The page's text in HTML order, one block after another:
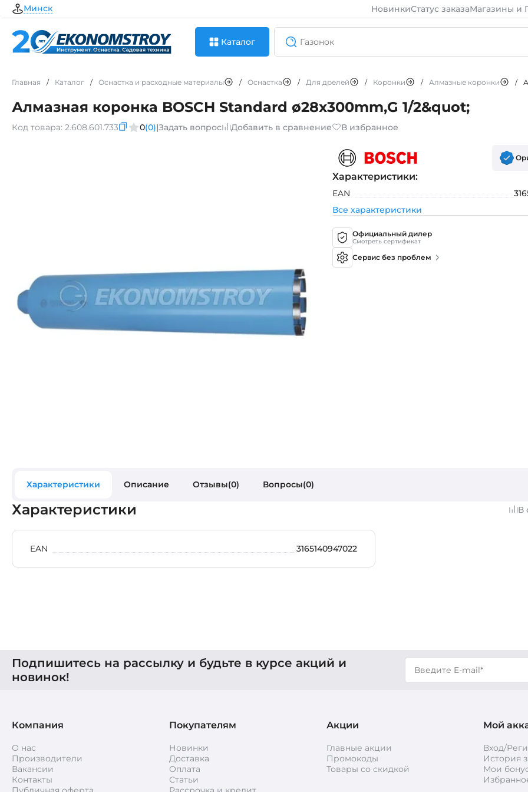
Минск НовинкиСтатус заказаМагазины и
Каталог
Главная / Каталог / Оснастка и расходные материалы / Оснастка / Для дрелей / Коронки / Алмазные коронки /
Алмазная коронка BOSCH Standard ø28x300mm,G 1/2&quot;
Код товара: 2.608.601.733 0(0)|Задать вопрос Добавить в сравнение В избранное
Характеристики:
EAN
Все характеристики
Официальный дилер
Смотреть сертификат
Сервис без проблем
Характеристики Описание Отзывы(0) Вопросы(0)
Характеристики В
EAN 3165140947022
Подпишитесь на рассылку и будьте в курсе акций и
новинок!
Компания
О нас
Производители
Вакансии
Контакты
Покупателям
Новинки
Доставка
Оплата
Статьи
Акции
Главные акции
Промокоды
Товары со скидкой
Мой
Вход/
История
Мои